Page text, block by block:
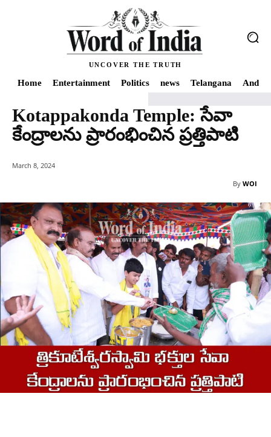
UNCOVER THE TRUTH
Home Entertainment Politics news Telangana
Home Kotappakonda Temple: సేవా కేంద్రాలను ప్రారంభించిన ప్రత్తిపాటి
Kotappakonda Temple: సేవా
కేంద్రాలను ప్రారంభించిన ప్రత్తిపాటి
March 8, 2024
By WOI